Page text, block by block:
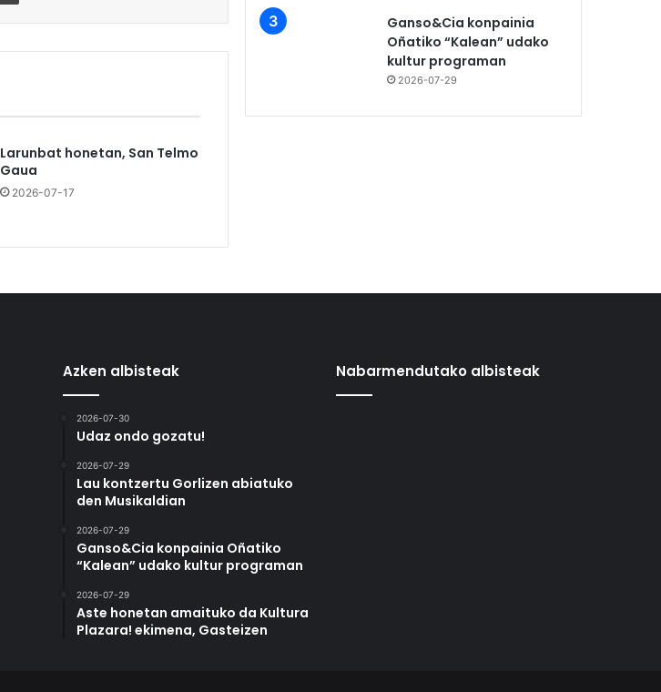
Larunbat honetan, San Telmo
Gaua
2026-07-17
Ganso&Cia konpainia
Oñatiko “Kalean” udako
kultur programan
2026-07-29
Azken albisteak
2026-07-30
Udaz ondo gozatu!
2026-07-29
Lau kontzertu Gorlizen abiatuko
den Musikaldian
2026-07-29
Ganso&Cia konpainia Oñatiko
“Kalean” udako kultur programan
2026-07-29
Aste honetan amaituko da Kultura
Plazara! ekimena, Gasteizen
Nabarmendutako albisteak